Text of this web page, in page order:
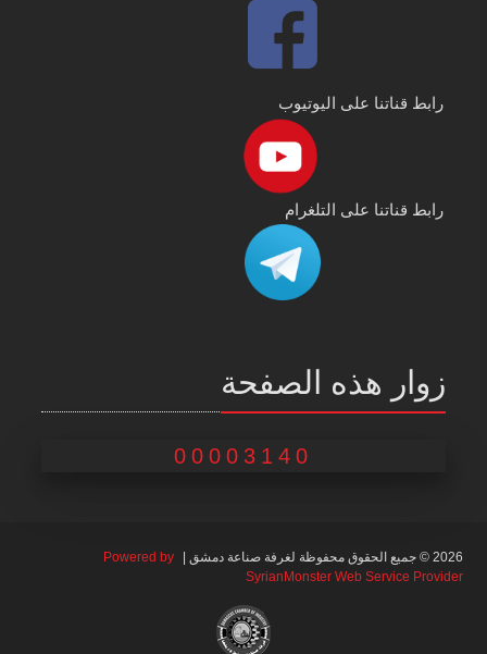
رابط قناتنا على اليوتيوب
رابط قناتنا على التلغرام
زوار هذه الصفحة
00003140
2026 © جميع الحقوق محفوظة لغرفة صناعة دمشق |
Powered by
SyrianMonster Web Service Provider